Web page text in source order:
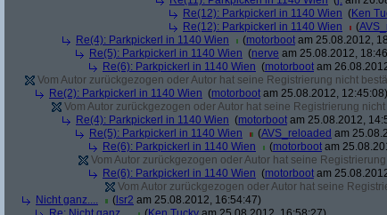
Re(12): Parkpickerl in 1140 Wien (Ken
Re(12): Parkpickerl in 1140 Wien
(
Re(4): Parkpickerl in 1140 Wien
(motorboot am 25.08.2012,
Re(5): Parkpickerl in 1140 Wien (nerve am 25.08.2012,
Re(6): Parkpickerl in 1140 Wien (motorboot am
Vom Autor zurückgezogen oder Autor hat seine Registrierung nicht
Re(2): Parkpickerl in 1140 Wien (motorboot am 25.08.2012, 12:45:08)
Vom Autor zurückgezogen oder Autor hat seine Registrierung
Re(4): Parkpickerl in 1140 Wien (motorboot am 25.08.2012,
Re(5): Parkpickerl in 1140 Wien
(AVS_reloaded am
Re(6): Parkpickerl in 1140 Wien
(motorboot am
Vom Autor zurückgezogen oder Autor hat seine
Re(6): Parkpickerl in 1140 Wien (motorboot am
Vom Autor zurückgezogen oder Autor hat seine
Nicht ganz....
( lsr2 am 25.08.2012, 16:54:47)